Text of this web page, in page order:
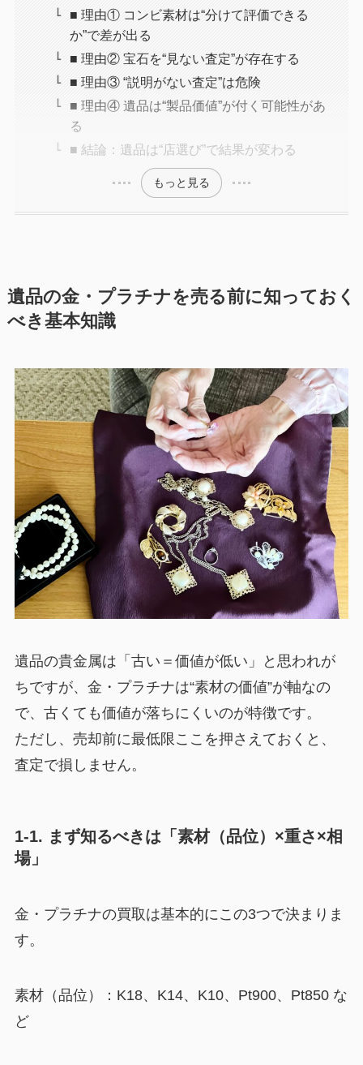
■ 理由① コンビ素材は“分けて評価できる
か”で差が出る
■ 理由② 宝石を“見ない査定”が存在する
■ 理由③ “説明がない査定”は危険
■ 理由④ 遺品は“製品価値”が付く可能性があ
る
■ 結論：遺品は“店選び”で結果が変わる
もっと見る
遺品の金・プラチナを売る前に知っておく
べき基本知識
遺品の貴金属は「古い＝価値が低い」と思われが
ちですが、金・プラチナは“素材の価値”が軸なの
で、古くても価値が落ちにくいのが特徴です。
ただし、売却前に最低限ここを押さえておくと、
査定で損しません。
1-1. まず知るべきは「素材（品位）×重さ×相
場」
金・プラチナの買取は基本的にこの3つで決まりま
す。
素材（品位）：K18、K14、K10、Pt900、Pt850 な
ど